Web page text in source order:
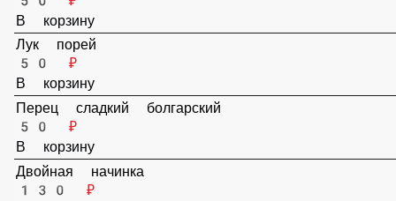
Маслины
50 ₽
В корзину
Огурцы соленые
50 ₽
В корзину
Лук порей
50 ₽